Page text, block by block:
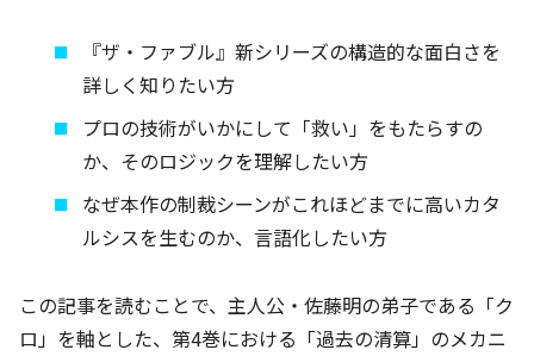
『ザ・ファブル』新シリーズの構造的な面白さを
詳しく知りたい方
プロの技術がいかにして「救い」をもたらすの
か、そのロジックを理解したい方
なぜ本作の制裁シーンがこれほどまでに高いカタ
ルシスを生むのか、言語化したい方
この記事を読むことで、主人公・佐藤明の弟子である「ク
ロ」を軸とした、第4巻における「過去の清算」のメカニ